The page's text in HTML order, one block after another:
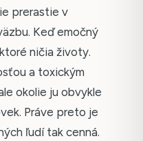
prerastie v
Keď emočný
ničia životy.
a toxickým
okolie ju obvykle
Práve preto je
ľudí tak cenná.